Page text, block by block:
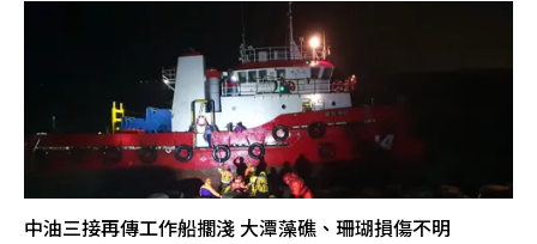
中油三接再傳工作船擱淺 大潭藻礁、珊瑚損傷不明